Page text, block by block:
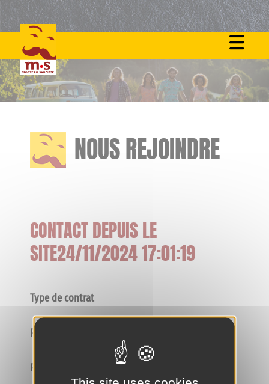
Skip
NOUS REJOINDRE
CONTACT DEPUIS LE
SITE24/11/2024 17:01:19
Type de contrat
Poste
Profil